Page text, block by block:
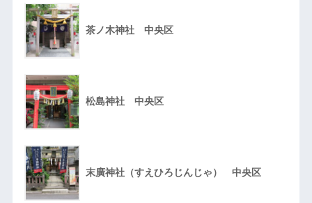
茶ノ木神社 中央区
松島神社 中央区
末廣神社（すえひろじんじゃ） 中央区